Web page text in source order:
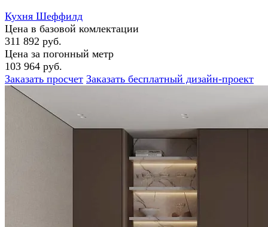
Кухня Шеффилд
Цена в базовой комлектации
311 892 руб.
Цена за погонный метр
103 964 руб.
Заказать просчет Заказать бесплатный дизайн-проект